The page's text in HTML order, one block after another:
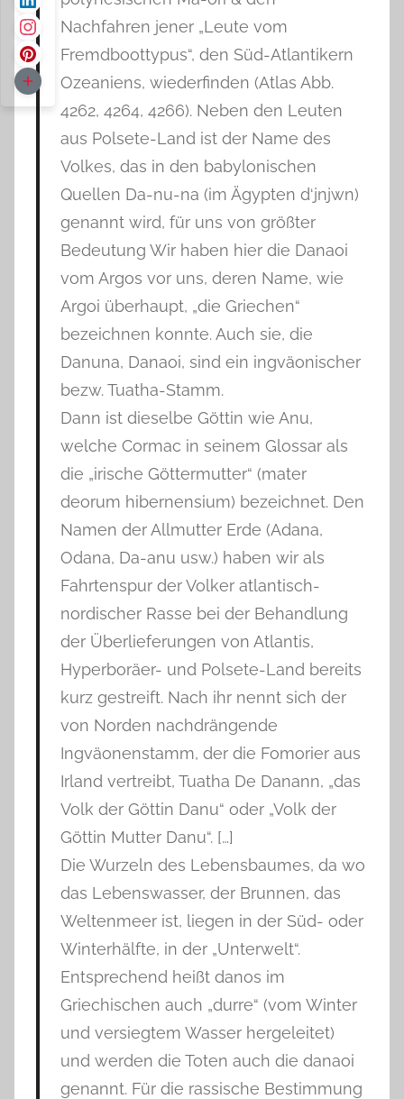
Nachfahren jener „Leute vom
Fremdboottypus“, den Süd-Atlantikern
Ozeaniens, wiederfinden (Atlas Abb.
4262, 4264, 4266). Neben den Leuten
aus Polsete-Land ist der Name des
Volkes, das in den babylonischen
Quellen Da-nu-na (im Ägypten d‘jnjwn)
genannt wird, für uns von größter
Bedeutung Wir haben hier die Danaoi
vom Argos vor uns, deren Name, wie
Argoi überhaupt, „die Griechen“
bezeichnen konnte. Auch sie, die
Danuna, Danaoi, sind ein ingväonischer
bezw. Tuatha-Stamm.
Dann ist dieselbe Göttin wie Anu,
welche Cormac in seinem Glossar als
die „irische Göttermutter“ (mater
deorum hibernensium) bezeichnet. Den
Namen der Allmutter Erde (Adana,
Odana, Da-anu usw.) haben wir als
Fahrtenspur der Volker atlantisch-
nordischer Rasse bei der Behandlung
der Überlieferungen von Atlantis,
Hyperboräer- und Polsete-Land bereits
kurz gestreift. Nach ihr nennt sich der
von Norden nachdrängende
Ingväonenstamm, der die Fomorier aus
Irland vertreibt, Tuatha De Danann, „das
Volk der Göttin Danu“ oder „Volk der
Göttin Mutter Danu“. […]
Die Wurzeln des Lebensbaumes, da wo
das Lebenswasser, der Brunnen, das
Weltenmeer ist, liegen in der Süd- oder
Winterhälfte, in der „Unterwelt“.
Entsprechend heißt danos im
Griechischen auch „durre“ (vom Winter
und versiegtem Wasser hergeleitet)
und werden die Toten auch die danaoi
genannt. Für die rassische Bestimmung